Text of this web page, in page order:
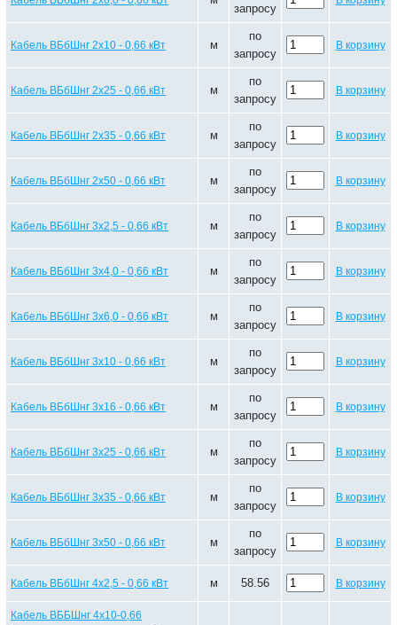
запросу
Кабель ВБбШнг 2х10 - 0,66 кВт м
по
запросу
В корзину
Кабель ВБбШнг 2х25 - 0,66 кВт м
по
запросу
В корзину
Кабель ВБбШнг 2х35 - 0,66 кВт м
по
запросу
В корзину
Кабель ВБбШнг 2х50 - 0,66 кВт м
по
запросу
В корзину
Кабель ВБбШнг 3х2,5 - 0,66 кВт м
по
запросу
В корзину
Кабель ВБбШнг 3х4,0 - 0,66 кВт м
по
запросу
В корзину
Кабель ВБбШнг 3х6,0 - 0,66 кВт м
по
запросу
В корзину
Кабель ВБбШнг 3х10 - 0,66 кВт м
по
запросу
В корзину
Кабель ВБбШнг 3х16 - 0,66 кВт м
по
запросу
В корзину
Кабель ВБбШнг 3х25 - 0,66 кВт м
по
запросу
В корзину
Кабель ВБбШнг 3х35 - 0,66 кВт м
по
запросу
В корзину
Кабель ВБбШнг 3х50 - 0,66 кВт м
по
запросу
В корзину
Кабель ВБбШнг 4х2,5 - 0,66 кВт м 58.56 В корзину
Кабель ВББШнг 4х10-0,66